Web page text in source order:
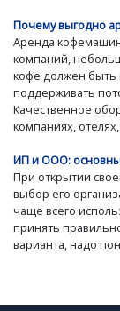
Почему выгодно
Аренда
компаний,
кофе должен быть
поддерживать
Качественное
компаниях,
ИП и ООО:
При открытии
выбор его
чаще всего
принять
варианта, надо